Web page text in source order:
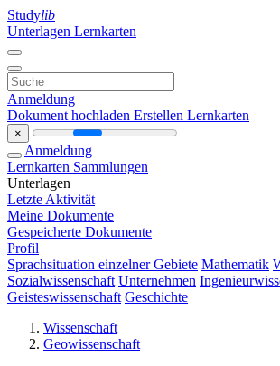
Studylib
Unterlagen Lernkarten
Anmeldung
Dokument hochladen Erstellen Lernkarten
×
Anmeldung
Lernkarten Sammlungen
Unterlagen
Letzte Aktivität
Meine Dokumente
Gespeicherte Dokumente
Profil
Sprachsituation einzelner Gebiete Mathematik
Sozialwissenschaft Unternehmen
Geisteswissenschaft Geschichte
Wissenschaft
Geowissenschaft